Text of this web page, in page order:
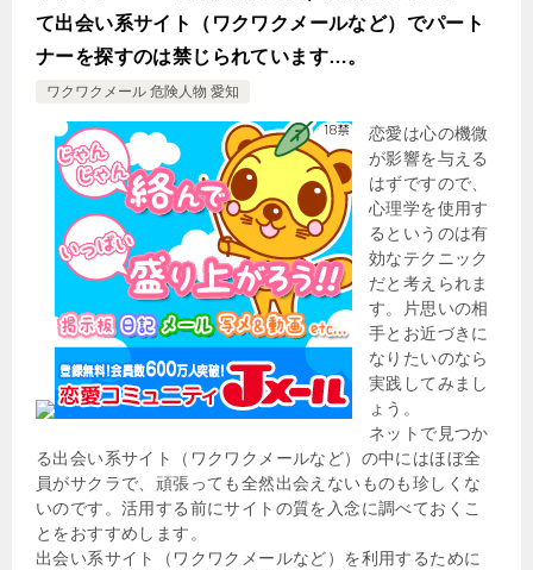
て出会い系サイト（ワクワクメールなど）でパート
ナーを探すのは禁じられています…。
ワクワクメール 危険人物 愛知
恋愛は心の機微
が影響を与える
はずですので、
心理学を使用す
るというのは有
効なテクニック
だと考えられま
す。片思いの相
手とお近づきに
なりたいのなら
実践してみまし
ょう。
ネットで見つか
る出会い系サイト（ワクワクメールなど）の中にはほぼ全
員がサクラで、頑張っても全然出会えないものも珍しくな
いのです。活用する前にサイトの質を入念に調べておくこ
とをおすすめします。
出会い系サイト（ワクワクメールなど）を利用するために